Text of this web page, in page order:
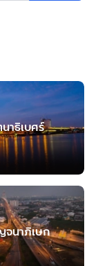
าธิเบศร์
จนาภิเษก